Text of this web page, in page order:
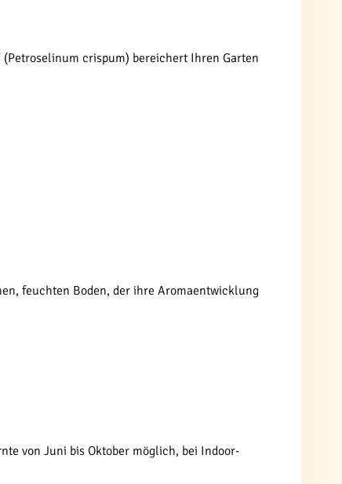
crispum) bereichert Ihren Garten
feuchten Boden, der ihre Aromaentwicklung
von Juni bis Oktober möglich, bei Indoor-